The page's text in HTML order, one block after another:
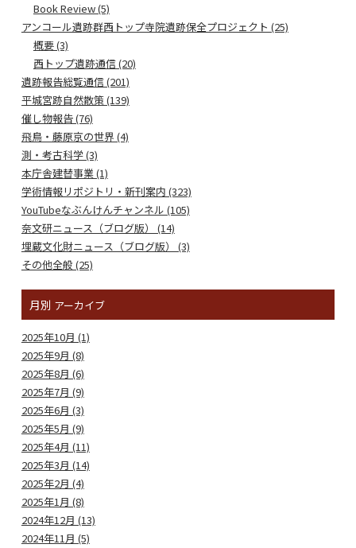
Book Review (5)
アンコール遺跡群西トップ寺院遺跡保全プロジェクト (25)
概要 (3)
西トップ遺跡通信 (20)
遺跡報告総覧通信 (201)
平城宮跡自然散策 (139)
催し物報告 (76)
飛鳥・藤原京の世界 (4)
測・考古科学 (3)
本庁舎建替事業 (1)
学術情報リポジトリ・新刊案内 (323)
YouTubeなぶんけんチャンネル (105)
奈文研ニュース（ブログ版） (14)
埋蔵文化財ニュース（ブログ版） (3)
その他全般 (25)
月別 アーカイブ
2025年10月 (1)
2025年9月 (8)
2025年8月 (6)
2025年7月 (9)
2025年6月 (3)
2025年5月 (9)
2025年4月 (11)
2025年3月 (14)
2025年2月 (4)
2025年1月 (8)
2024年12月 (13)
2024年11月 (5)